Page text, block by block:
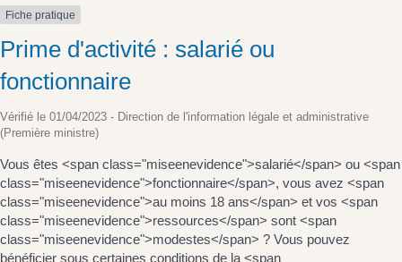
Fiche pratique
Prime d'activité : salarié ou
fonctionnaire
Vérifié le 01/04/2023 - Direction de l'information légale et administrative
(Première ministre)
Vous êtes <span class="miseenevidence">salarié</span> ou <span
class="miseenevidence">fonctionnaire</span>, vous avez <span
class="miseenevidence">au moins 18 ans</span> et vos <span
class="miseenevidence">ressources</span> sont <span
class="miseenevidence">modestes</span> ? Vous pouvez
bénéficier sous certaines conditions de la <span